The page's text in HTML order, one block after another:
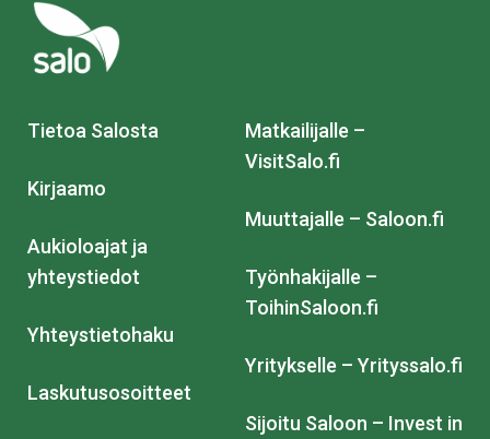
Tietoa Salosta
Kirjaamo
Aukioloajat ja
yhteystiedot
Yhteystietohaku
Laskutusosoitteet
Matkailijalle –
VisitSalo.fi
Muuttajalle – Saloon.fi
Työnhakijalle –
ToihinSaloon.fi
Yritykselle – Yrityssalo.fi
Sijoitu Saloon – Invest in